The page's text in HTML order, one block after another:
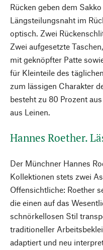
Rücken geben dem
Längsteilungsnaht im
optisch. Zwei
Zwei aufgesetzte
mit geknöpfter Patte
für Kleinteile des
zum lässigen Charakter
besteht zu 80 Prozent
aus Leinen.
Hannes Roether.
Der Münchner Hannes
Kollektionen stets zwei
Offensichtliche: Roether
die einen auf das
schnörkellosen Stil
traditioneller
adaptiert und neu